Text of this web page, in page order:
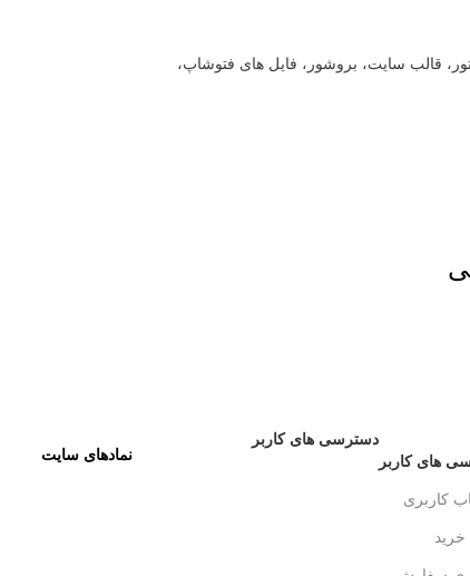
قالب سایت، بروشور، فایل های فتوشاپ،
های کاربر
دسترسی های کاربر
کاربری
نمادهای سایت